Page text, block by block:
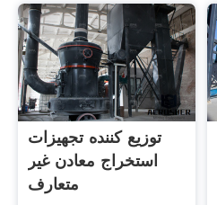
توزیع کننده تجهیزات
استخراج معادن غیر
متعارف